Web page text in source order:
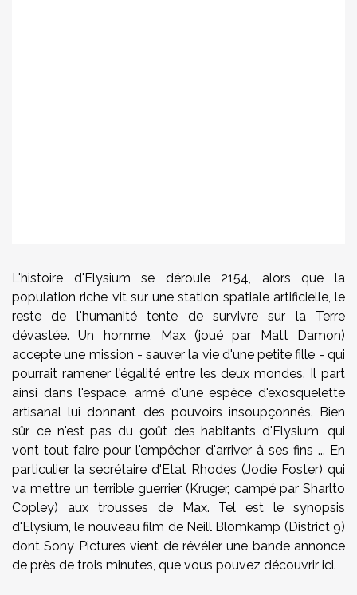
L'histoire d'Elysium se déroule 2154, alors que la
population riche vit sur une station spatiale artificielle, le
reste de l'humanité tente de survivre sur la Terre
dévastée. Un homme, Max (joué par Matt Damon)
accepte une mission - sauver la vie d'une petite fille - qui
pourrait ramener l'égalité entre les deux mondes. Il part
ainsi dans l'espace, armé d'une espèce d'exosquelette
artisanal lui donnant des pouvoirs insoupçonnés. Bien
sûr, ce n'est pas du goût des habitants d'Elysium, qui
vont tout faire pour l'empêcher d'arriver à ses fins ... En
particulier la secrétaire d'Etat Rhodes (Jodie Foster) qui
va mettre un terrible guerrier (Kruger, campé par Sharlto
Copley) aux trousses de Max. Tel est le synopsis
d'Elysium, le nouveau film de Neill Blomkamp (District 9)
dont Sony Pictures vient de révéler une bande annonce
de près de trois minutes, que vous pouvez découvrir ici.